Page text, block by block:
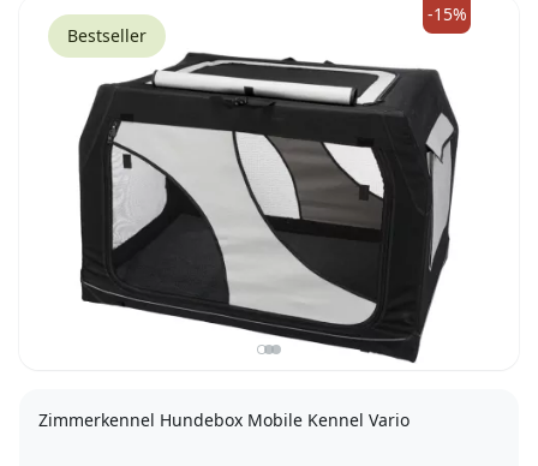
Bestseller
-15%
Zimmerkennel Hundebox Mobile Kennel Vario